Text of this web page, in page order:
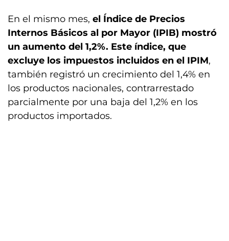
En el mismo mes, el Índice de Precios
Internos Básicos al por Mayor (IPIB) mostró
un aumento del 1,2%. Este índice, que
excluye los impuestos incluidos en el IPIM,
también registró un crecimiento del 1,4% en
los productos nacionales, contrarrestado
parcialmente por una baja del 1,2% en los
productos importados.